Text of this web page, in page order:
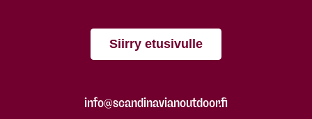
Siirry etusivulle
info@scandinavianoutdoor.fi